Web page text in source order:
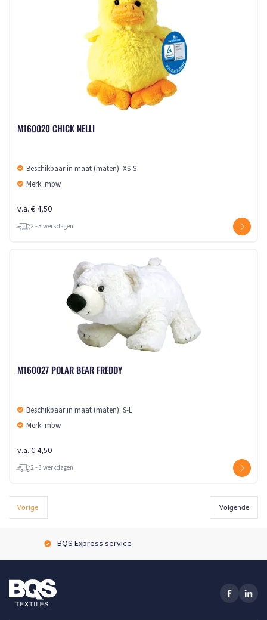
M160020 CHICK NELLI
Beschikbaar in maat (maten): XS-S
Merk: mbw
v.a. € 4,50
2 - 3 werkdagen
M160027 POLAR BEAR FREDDY
Beschikbaar in maat (maten): S-L
Merk: mbw
v.a. € 4,50
2 - 3 werkdagen
Vorige Volgende
BQS Express service